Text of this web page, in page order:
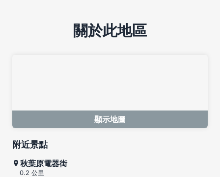
關於此地區
顯示地圖
附近景點
秋葉原電器街
0.2 公里